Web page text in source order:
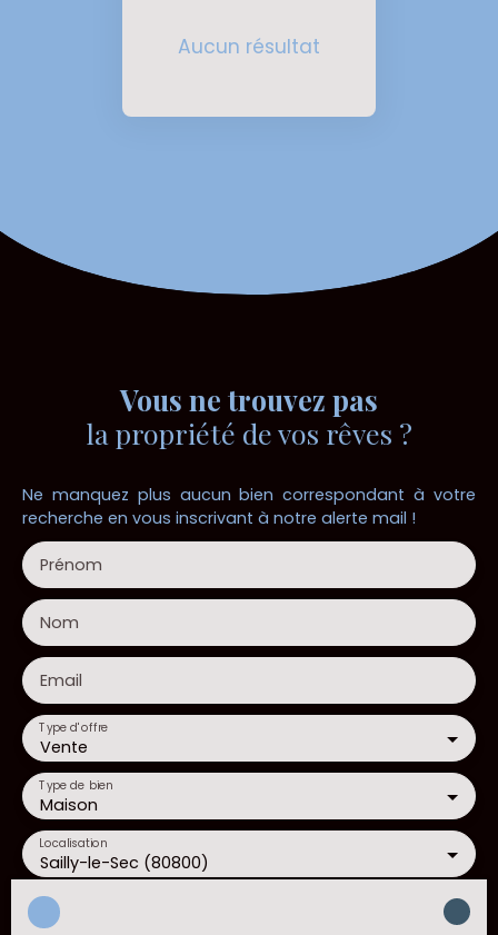
Aucun résultat
Vous ne trouvez pas
la propriété de vos rêves ?
Ne manquez plus aucun bien correspondant à votre
recherche en vous inscrivant à notre alerte mail !
Prénom
Nom
Email
Vente
Type d'offre
Maison
Type de bien
Sailly-le-Sec (80800)
Localisation
Budget max (€)